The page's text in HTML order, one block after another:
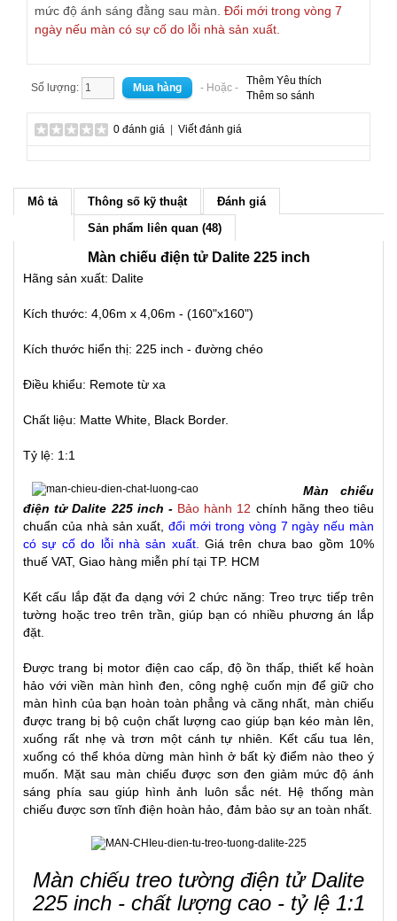
mức độ ánh sáng đằng sau màn. Đổi mới trong vòng 7
ngày nếu màn có sự cố do lỗi nhà sản xuất.
Số lượng: - Hoặc -
Thêm Yêu thích
Thêm so sánh
0 đánh giá Viết đánh giá
Mô tả Thông số kỹ thuật
Đánh giá
Sản phẩm liên quan (48)
Màn chiếu điện tử Dalite 225 inch
Hãng sản xuất: Dalite
Kích thước: 4,06m x 4,06m - (160"x160")
Kích thước hiển thị: 225 inch - đường chéo
Điều khiểu: Remote từ xa
Chất liệu: Matte White, Black Border.
Tỷ lệ: 1:1
Màn chiếu
điện tử Dalite 225 inch - Bảo hành 12 chính hãng theo tiêu
chuẩn của nhà sản xuất,đổi mới trong vòng 7 ngày nếu màn
có sự cố do lỗi nhà sản xuất.
Giá trên chưa bao gồm 10%
thuế VAT, Giao hàng miễn phí tại TP. HCM
Kết cấu lắp đặt đa dạng với 2 chức năng: Treo trực tiếp trên
tường hoặc treo trên trần, giúp bạn có nhiều phương án lắp
đặt.
Được trang bị motor điện cao cấp, độ ồn thấp, thiết kế hoàn
hảo với viền màn hình đen, công nghệ cuốn mịn để giữ cho
màn hình của bạn hoàn toàn phẳng và căng nhất, màn chiếu
được trang bị bộ cuộn chất lượng cao giúp bạn kéo màn lên,
xuống rất nhẹ và trơn một cánh tự nhiên. Kết cấu tua lên,
xuống có thể khóa dừng màn hình ở bất kỳ điểm nào theo ý
muốn. Mặt sau màn chiếu được sơn đen giảm mức độ ánh
sáng phía sau giúp hình ảnh luôn sắc nét. Hệ thống màn
chiếu được sơn tĩnh điện hoàn hảo, đảm bảo sự an toàn nhất.
Màn chiếu treo tường điện tử Dalite
225 inch - chất lượng cao - tỷ lệ 1:1